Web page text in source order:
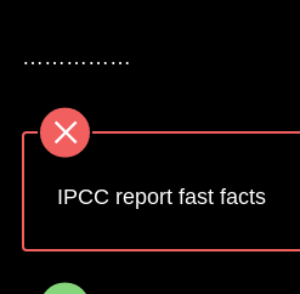
……………
IPCC report fast facts